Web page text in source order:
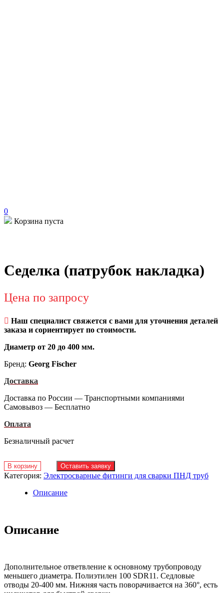
0
Корзина пуста
Седелка (патрубок накладка)
Цена по запросу
Наш специалист свяжется с вами для уточнения деталей
заказа и сориентирует по стоимости.
Диаметр от 20 до 400 мм.
Бренд: Georg Fischer
Доставка
Доставка по России — Транспортными компаниями
Самовывоз — Бесплатно
Оплата
Безналичный расчет
В корзину Оставить заявку
Категория: Электросварные фитинги для сварки ПНД труб
Описание
Описание
Дополнительное ответвление к основному трубопроводу
меньшего диаметра. Полиэтилен 100 SDR11. Седловые
отводы 20-400 мм. Нижняя часть поворачивается на 360°, есть